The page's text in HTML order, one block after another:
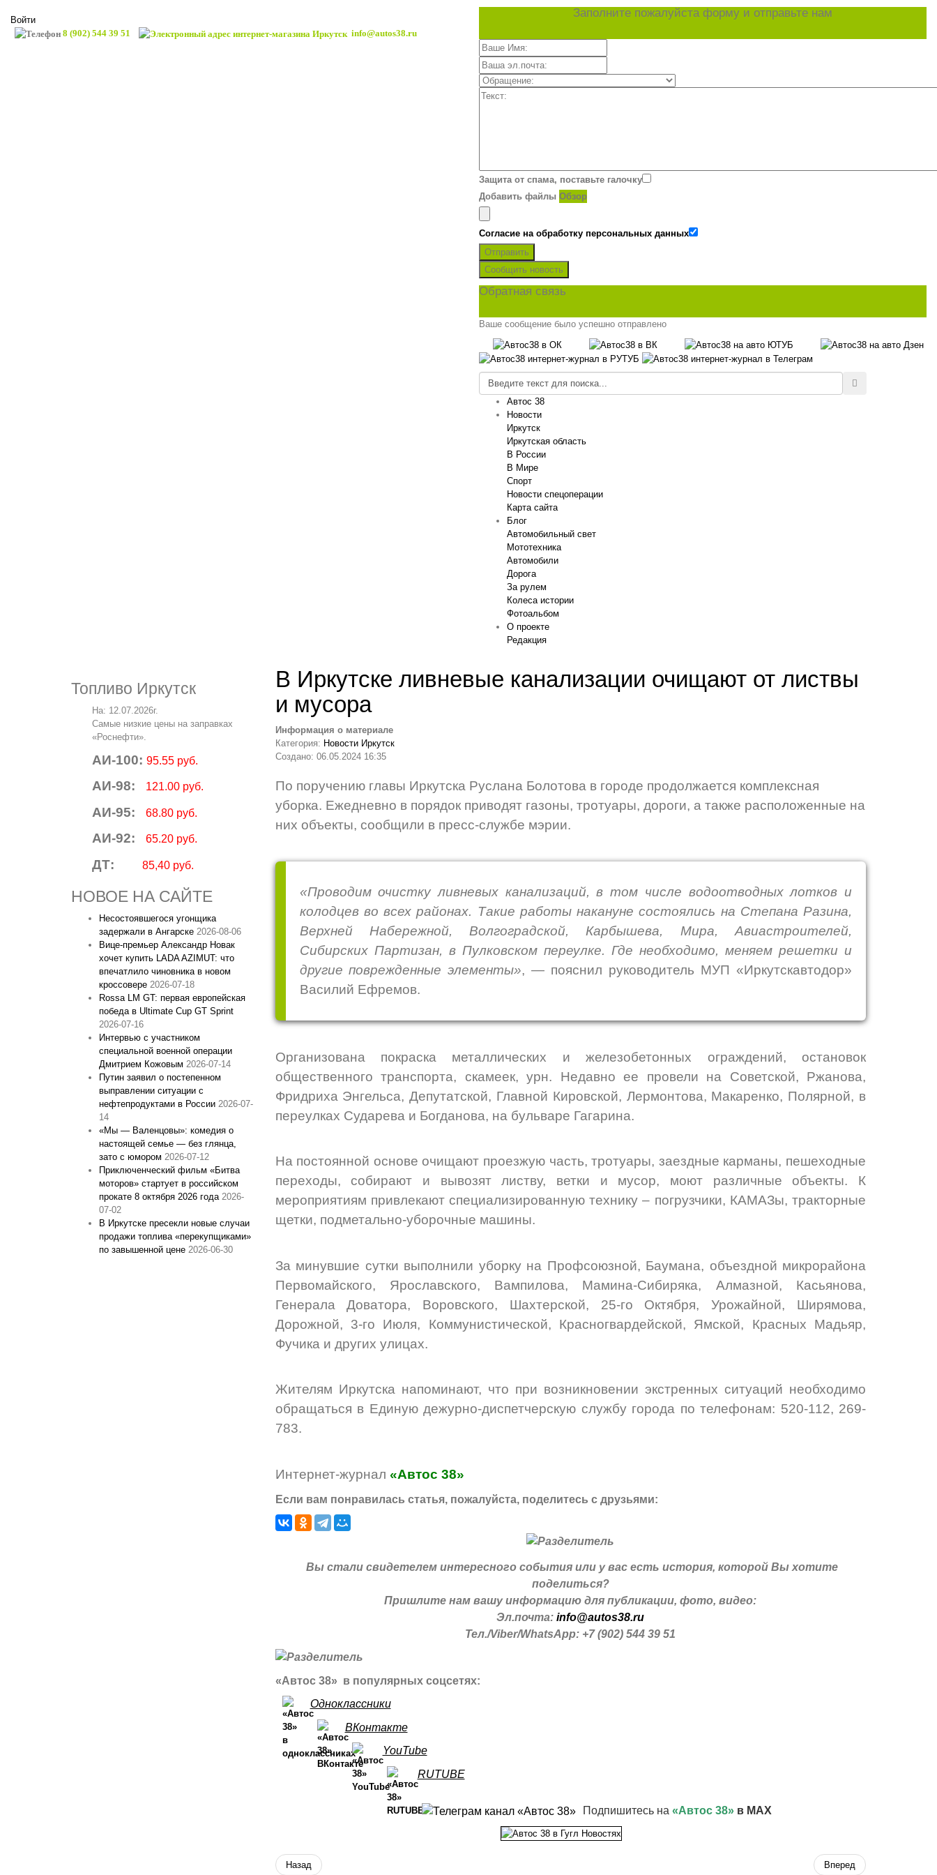
Войти
8 (902) 544 39 51
info@autos38.ru
Заполните пожалуйста форму и отправьте нам
Защита от спама, поставьте галочку
Добавить файлы Обзор
Согласие на обработку персональных данных
Отправить
Сообщить новость
Обратная связь
Ваше сообщение было успешно отправлено
Автос 38
Новости
Иркутск
Иркутская область
В России
В Мире
Спорт
Новости спецоперации
Карта сайта
Блог
Автомобильный свет
Мототехника
Автомобили
Дорога
За рулем
Колеса истории
Фотоальбом
О проекте
Редакция
Топливо Иркутск
На: 12.07.2026г.
Самые низкие цены на заправках
«Роснефти».
АИ-100: 95.55 руб.
АИ-98: 121.00 руб.
АИ-95: 68.80 руб.
АИ-92: 65.20 руб.
ДТ: 85,40 руб.
НОВОЕ НА САЙТЕ
Несостоявшегося угонщика
задержали в Ангарске 2026-08-06
Вице‑премьер Александр Новак
хочет купить LADA AZIMUT: что
впечатлило чиновника в новом
кроссовере 2026-07-18
Rossa LM GT: первая европейская
победа в Ultimate Cup GT Sprint
2026-07-16
Интервью с участником
специальной военной операции
Дмитрием Кожовым 2026-07-14
Путин заявил о постепенном
выправлении ситуации с
нефтепродуктами в России 2026-07-
14
«Мы — Валенцовы»: комедия о
настоящей семье — без глянца,
зато с юмором 2026-07-12
Приключенческий фильм «Битва
моторов» стартует в российском
прокате 8 октября 2026 года 2026-
07-02
В Иркутске пресекли новые случаи
продажи топлива «перекупщиками»
по завышенной цене 2026-06-30
В Иркутске ливневые канализации очищают от листвы
и мусора
Информация о материале
Категория: Новости Иркутск
Создано: 06.05.2024 16:35
По поручению главы Иркутска Руслана Болотова в городе продолжается комплексная
уборка. Ежедневно в порядок приводят газоны, тротуары, дороги, а также расположенные на
них объекты, сообщили в пресс-службе мэрии.
«Проводим очистку ливневых канализаций, в том числе водоотводных лотков и
колодцев во всех районах. Такие работы накануне состоялись на Степана Разина,
Верхней Набережной, Волгоградской, Карбышева, Мира, Авиастроителей,
Сибирских Партизан, в Пулковском переулке. Где необходимо, меняем решетки и
другие поврежденные элементы», — пояснил руководитель МУП «Иркутскавтодор»
Василий Ефремов.
Организована покраска металлических и железобетонных ограждений, остановок
общественного транспорта, скамеек, урн. Недавно ее провели на Советской, Ржанова,
Фридриха Энгельса, Депутатской, Главной Кировской, Лермонтова, Макаренко, Полярной, в
переулках Сударева и Богданова, на бульваре Гагарина.
На постоянной основе очищают проезжую часть, тротуары, заездные карманы, пешеходные
переходы, собирают и вывозят листву, ветки и мусор, моют различные объекты. К
мероприятиям привлекают специализированную технику – погрузчики, КАМАЗы, тракторные
щетки, подметально-уборочные машины.
За минувшие сутки выполнили уборку на Профсоюзной, Баумана, объездной микрорайона
Первомайского, Ярославского, Вампилова, Мамина-Сибиряка, Алмазной, Касьянова,
Генерала Доватора, Воровского, Шахтерской, 25-го Октября, Урожайной, Ширямова,
Дорожной, 3-го Июля, Коммунистической, Красногвардейской, Ямской, Красных Мадьяр,
Фучика и других улицах.
Жителям Иркутска напоминают, что при возникновении экстренных ситуаций необходимо
обращаться в Единую дежурно-диспетчерскую службу города по телефонам: 520-112, 269-
783.
Интернет-журнал «Автос 38»
Если вам понравилась статья, пожалуйста, поделитесь с друзьями:
Вы стали свидетелем интересного события или у вас есть история, которой Вы хотите
поделиться?
Пришлите нам вашу информацию для публикации, фото, видео:
Эл.почта:info@autos38.ru
Тел./Viber/WhatsApp: +7 (902) 544 39 51
«Автос 38» в популярных соцсетях:
Одноклассники
ВКонтакте
YouTube
RUTUBE
Подпишитесь на «Автос 38» в MAX
Назад Вперед